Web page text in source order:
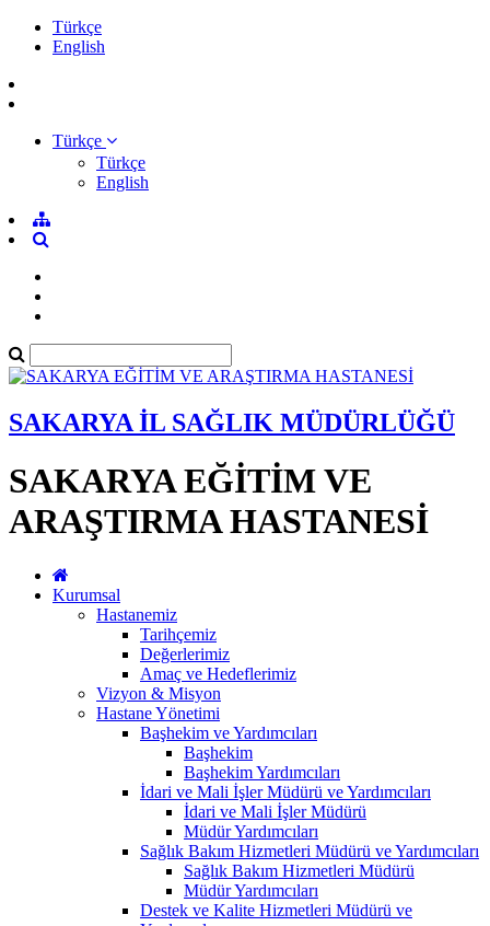
Türkçe
English
Türkçe
Türkçe
English
SAKARYA İL SAĞLIK MÜDÜRLÜĞÜ
SAKARYA EĞİTİM VE
ARAŞTIRMA HASTANESİ
Kurumsal
Hastanemiz
Tarihçemiz
Değerlerimiz
Amaç ve Hedeflerimiz
Vizyon & Misyon
Hastane Yönetimi
Başhekim ve Yardımcıları
Başhekim
Başhekim Yardımcıları
İdari ve Mali İşler Müdürü ve Yardımcıları
İdari ve Mali İşler Müdürü
Müdür Yardımcıları
Sağlık Bakım Hizmetleri Müdürü ve Yardımcıları
Sağlık Bakım Hizmetleri Müdürü
Müdür Yardımcıları
Destek ve Kalite Hizmetleri Müdürü ve